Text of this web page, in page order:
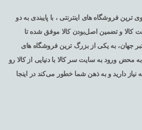
ترین فروشگاه های اینترنتی ، با پایبندی به دو
کالا و تضمین اصل‌بودن کالا موفق شده تا
جهان، به یکی از بزرگ ترین فروشگاه های
به محض ورود به سایت سر کالا با دنیایی از کالا رو
دارید و به ذهن شما خطور می‌کند در اینجا